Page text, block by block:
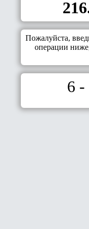
Пожалуйста,
операции
6 -